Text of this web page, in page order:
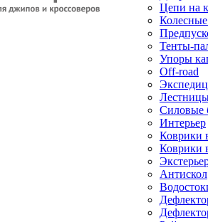
Цепи на
Тенты-
Упоры
Off-road
Силовые
Интерьер
Коврики
Коврики
Антискол